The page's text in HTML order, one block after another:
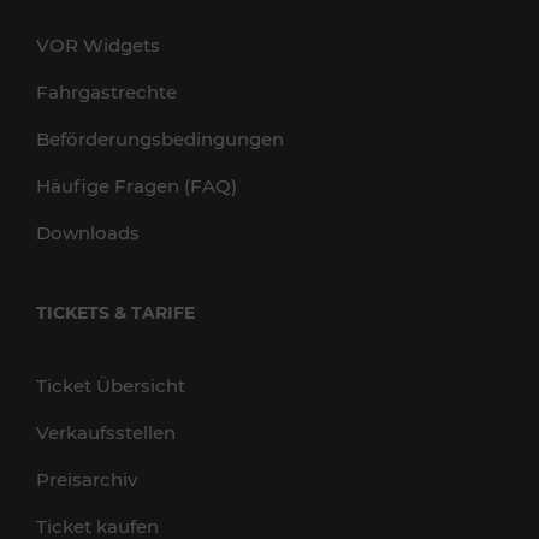
VOR Widgets
Fahrgastrechte
Beförderungsbedingungen
Häufige Fragen (FAQ)
Downloads
TICKETS & TARIFE
Ticket Übersicht
Verkaufsstellen
Preisarchiv
Ticket kaufen